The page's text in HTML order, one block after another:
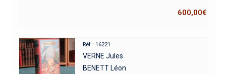
600,00€
Réf : 16221
VERNE Jules
BENETT Léon